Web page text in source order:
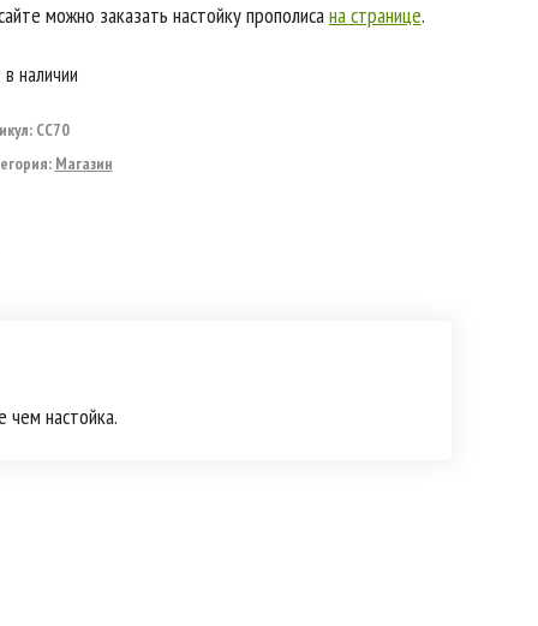
можно заказать настойку прополисана странице.
наличии
СС70
Магазин
настойка.